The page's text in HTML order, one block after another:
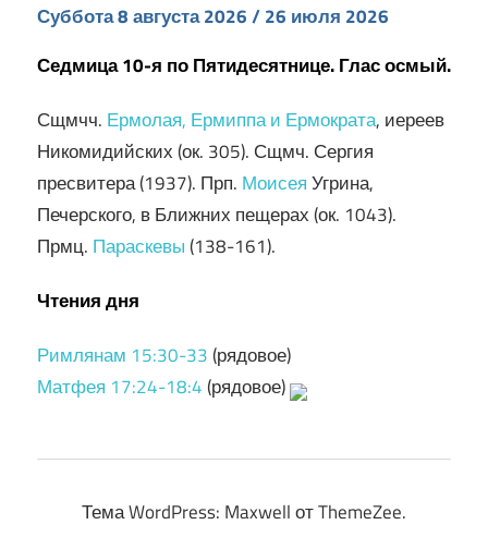
Суббота 8 августа 2026 / 26 июля 2026
Седмица 10-я по Пятидесятнице. Глас осмый.
Сщмчч. Ермолая, Ермиппа и Ермократа, иереев
Никомидийских (ок. 305). Сщмч. Сергия
пресвитера (1937). Прп. МоисеяУгрина,
Печерского, в Ближних пещерах (ок. 1043).
Прмц. Параскевы(138-161).
Чтения дня
Римлянам 15:30-33(рядовое)
Матфея 17:24-18:4(рядовое)
Тема WordPress: Maxwell от ThemeZee.